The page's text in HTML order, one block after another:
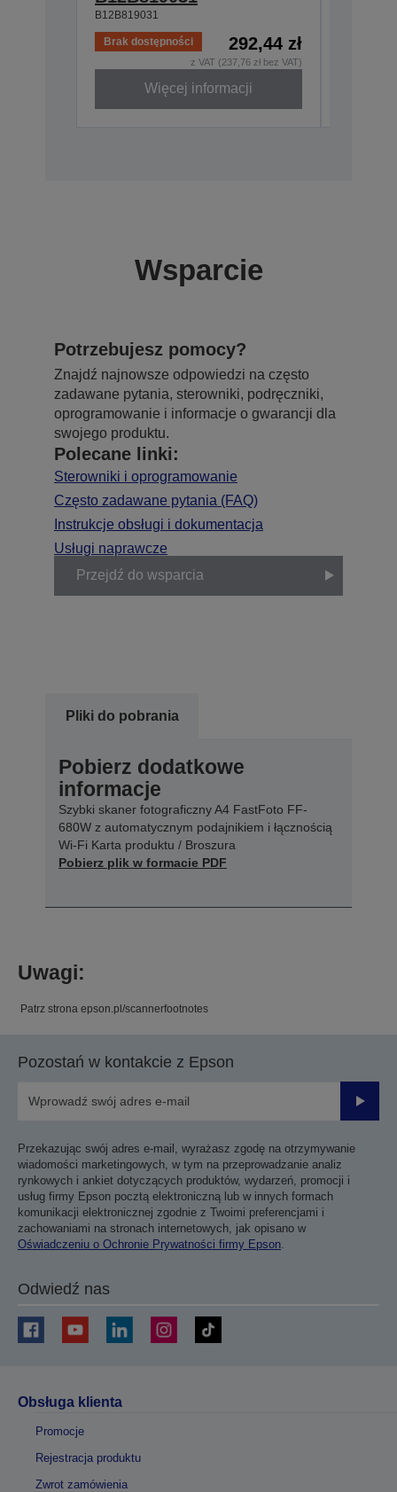
B12B819031
Brak dostępności 292,44 zł
z VAT (237,76 zł bez VAT)
Więcej informacji
Wsparcie
Potrzebujesz pomocy?
Znajdź najnowsze odpowiedzi na często
zadawane pytania, sterowniki, podręczniki,
oprogramowanie i informacje o gwarancji dla
swojego produktu.
Polecane linki:
Sterowniki i oprogramowanie
Często zadawane pytania (FAQ)
Instrukcje obsługi i dokumentacja
Usługi naprawcze
Przejdź do wsparcia
Pliki do pobrania
Pobierz dodatkowe
informacje
Szybki skaner fotograficzny A4 FastFoto FF-
680W z automatycznym podajnikiem i łącznością
Wi-Fi Karta produktu / Broszura
Pobierz plik w formacie PDF
Uwagi:
Patrz strona epson.pl/scannerfootnotes
Pozostań w kontakcie z Epson
Przekazując swój adres e-mail, wyrażasz zgodę na otrzymywanie
wiadomości marketingowych, w tym na przeprowadzanie analiz
rynkowych i ankiet dotyczących produktów, wydarzeń, promocji i
usług firmy Epson pocztą elektroniczną lub w innych formach
komunikacji elektronicznej zgodnie z Twoimi preferencjami i
zachowaniami na stronach internetowych, jak opisano w
Oświadczeniu o Ochronie Prywatności firmy Epson
Odwiedź nas
Obsługa klienta
Promocje
Rejestracja produktu
Zwrot zamówienia